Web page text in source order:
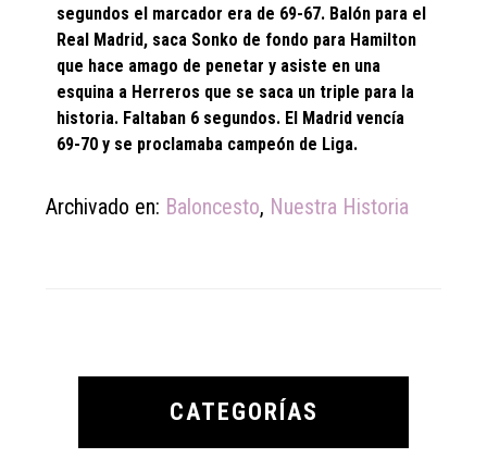
segundos el marcador era de 69-67. Balón para el
Real Madrid, saca Sonko de fondo para Hamilton
que hace amago de penetar y asiste en una
esquina a Herreros que se saca un triple para la
historia. Faltaban 6 segundos. El Madrid vencía
69-70 y se proclamaba campeón de Liga.
Archivado en: Baloncesto, Nuestra Historia
Primary
CATEGORÍAS